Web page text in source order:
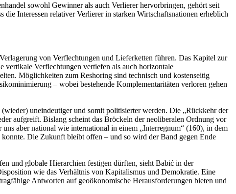
sowohl Gewinner als auch Verlierer hervorbringen, gehört seit
Interessen relativer Verlierer in starken Wirtschaftsnationen erheblich
von Verflechtungen und Lieferketten führen. Das Kapitel zur
vertikale Verflechtungen vertiefen als auch horizontale
Möglichkeiten zum Reshoring sind technisch und kostenseitig
– wobei bestehende Komplementaritäten verloren gehen
uneindeutiger und somit politisierter werden. Die „Rückkehr der
aufgreift. Bislang scheint das Bröckeln der neoliberalen Ordnung vor
aber national wie international in einem „Interregnum“ (160), in dem
konnte. Die Zukunft bleibt offen – und so wird der Band gegen Ende
und globale Hierarchien festigen dürften, sieht Babić in der
wie das Verhältnis von Kapitalismus und Demokratie. Eine
Antworten auf geoökonomische Herausforderungen bieten und